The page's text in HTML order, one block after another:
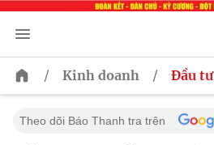
/ Kinh doanh / Đầu tư
Theo dõi Báo Thanh tra trên